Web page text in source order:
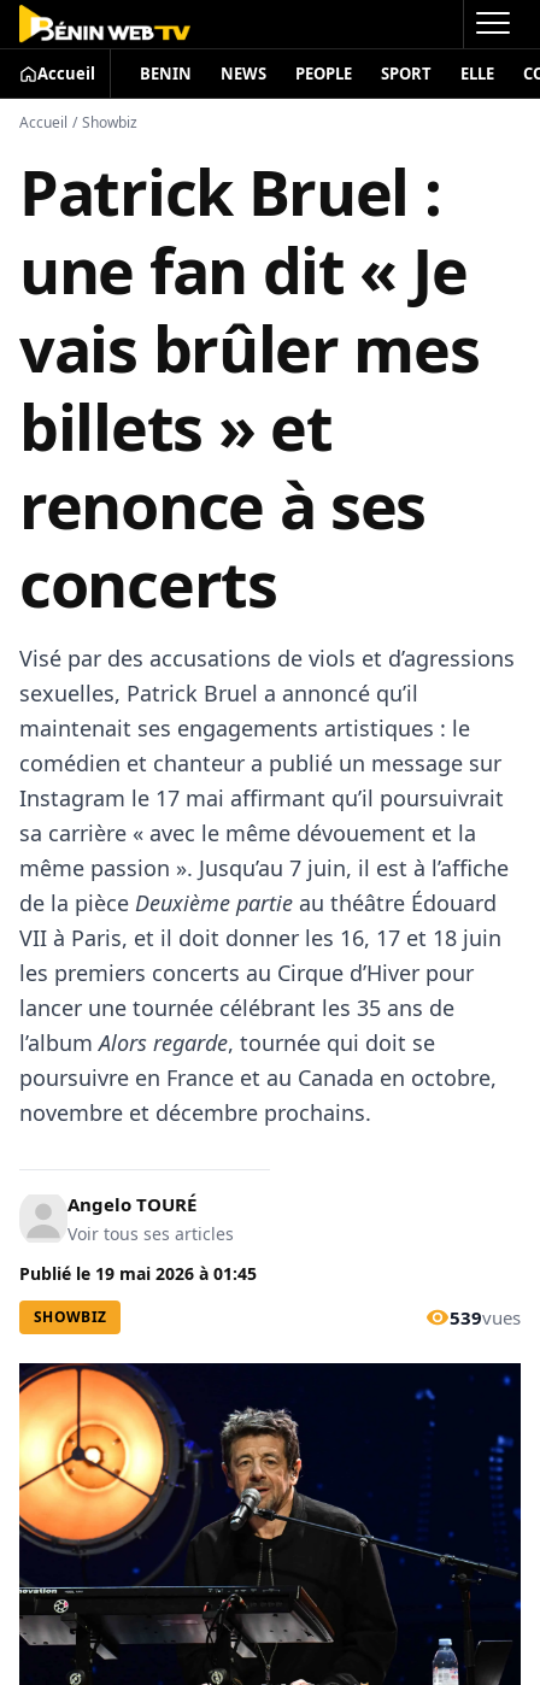
Accueil BENIN NEWS PEOPLE SPORT ELLE
Accueil / Showbiz
Patrick Bruel :
une fan dit « Je
vais brûler mes
billets » et
renonce à ses
concerts
Visé par des accusations de viols et d’agressions
sexuelles, Patrick Bruel a annoncé qu’il
maintenait ses engagements artistiques : le
comédien et chanteur a publié un message sur
Instagram le 17 mai affirmant qu’il poursuivrait
sa carrière « avec le même dévouement et la
même passion ». Jusqu’au 7 juin, il est à l’affiche
de la pièce Deuxième partie au théâtre Édouard
VII à Paris, et il doit donner les 16, 17 et 18 juin
les premiers concerts au Cirque d’Hiver pour
lancer une tournée célébrant les 35 ans de
l’albumAlors regarde, tournée qui doit se
poursuivre en France et au Canada en octobre,
novembre et décembre prochains.
Angelo TOURÉ
Voir tous ses articles
Publié le 19 mai 2026 à 01:45
SHOWBIZ 539vues